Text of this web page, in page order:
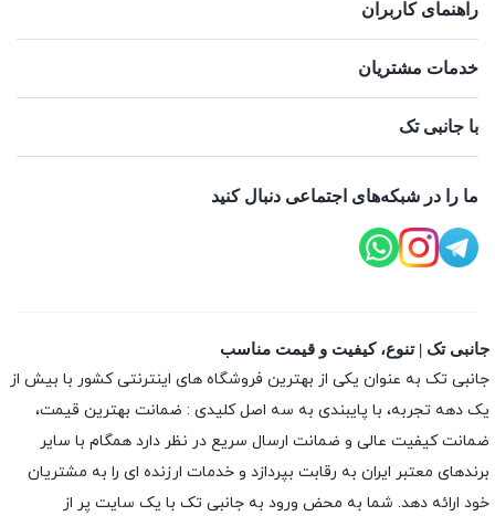
راهنمای کاربران
خدمات مشتریان
با جانبی تک
ما را در شبکه‌های اجتماعی دنبال کنید
جانبی تک | تنوع، کیفیت و قیمت مناسب
جانبی تک به عنوان یکی از بهترین فروشگاه های اینترنتی کشور با بیش از
یک دهه تجربه، با پایبندی به سه اصل کلیدی : ضمانت بهترین قیمت،
ضمانت کیفیت عالی و ضمانت ارسال سریع در نظر دارد همگام با سایر
برندهای معتبر ایران به رقابت بپردازد و خدمات ارزنده ای را به مشتریان
خود ارائه دهد. شما به محض ورود به جانبی تک با یک سایت پر از